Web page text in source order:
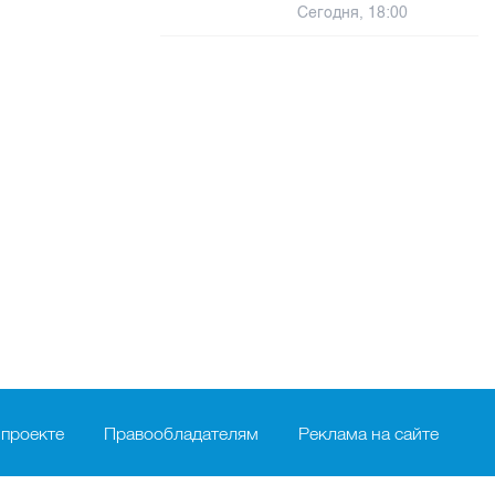
Сегодня, 18:00
Правообладателям Реклама на сайте